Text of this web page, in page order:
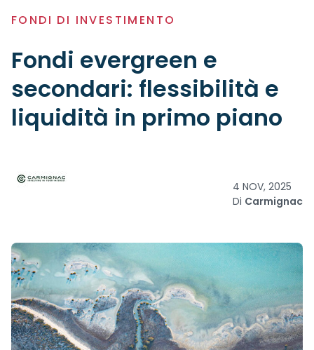
FONDI DI INVESTIMENTO
Fondi evergreen e
secondari: flessibilità e
liquidità in primo piano
4 NOV, 2025
Di Carmignac